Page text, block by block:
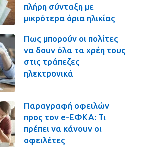
πλήρη σύνταξη με
μικρότερα όρια ηλικίας
Πως μπορούν οι πολίτες
να δουν όλα τα χρέη τους
στις τράπεζες
ηλεκτρονικά
Παραγραφή οφειλών
προς τον e-ΕΦΚΑ: Τι
πρέπει να κάνουν οι
οφειλέτες